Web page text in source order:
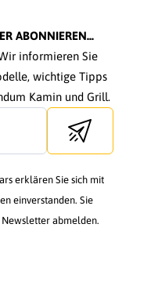
ABONNIEREN...
informieren Sie
wichtige Tipps
Kamin und Grill.
Send newsletter
erklären Sie sich mit
einverstanden. Sie
abmelden.